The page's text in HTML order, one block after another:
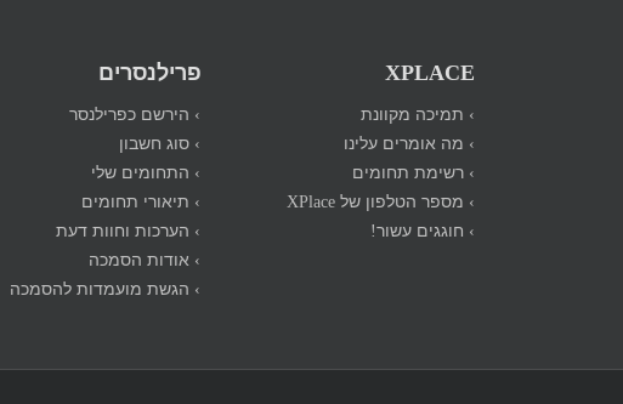
XPLACE
› תמיכה מקוונת
› מה אומרים עלינו
› רשימת תחומים
› מספר הטלפון של XPlace
› חוגגים עשור!
פרילנסרים
› הירשם כפרילנסר
› סוג חשבון
› התחומים שלי
› תיאורי תחומים
› הערכות וחוות דעת
› אודות הסמכה
› הגשת מועמדות להסמכה